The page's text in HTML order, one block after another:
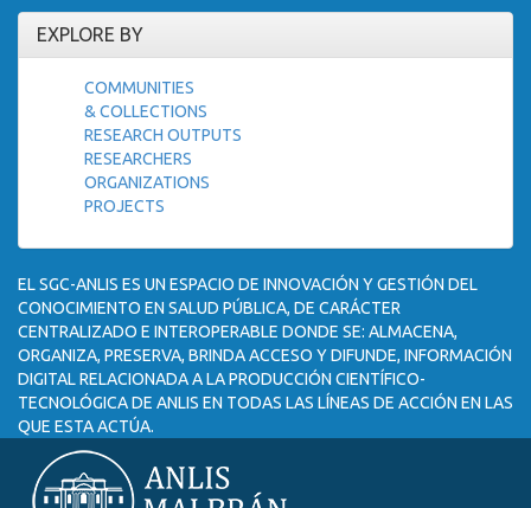
EXPLORE BY
COMMUNITIES
& COLLECTIONS
RESEARCH OUTPUTS
RESEARCHERS
ORGANIZATIONS
PROJECTS
EL SGC-ANLIS ES UN ESPACIO DE INNOVACIÓN Y GESTIÓN DEL
CONOCIMIENTO EN SALUD PÚBLICA, DE CARÁCTER
CENTRALIZADO E INTEROPERABLE DONDE SE: ALMACENA,
ORGANIZA, PRESERVA, BRINDA ACCESO Y DIFUNDE, INFORMACIÓN
DIGITAL RELACIONADA A LA PRODUCCIÓN CIENTÍFICO-
TECNOLÓGICA DE ANLIS EN TODAS LAS LÍNEAS DE ACCIÓN EN LAS
QUE ESTA ACTÚA.